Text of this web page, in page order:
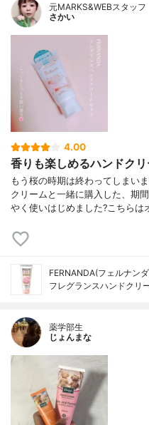
元MARKS&WEBスタッフ
さかい
4.00
香りも楽しめるハンドク
もう桜の時期は終わってしまい
クリームと一緒に購入した、期
やく使いはじめました?こちらは
FERNANDA(フェルナン
フレグランスハンドクリ
薬学部生
じょんまな